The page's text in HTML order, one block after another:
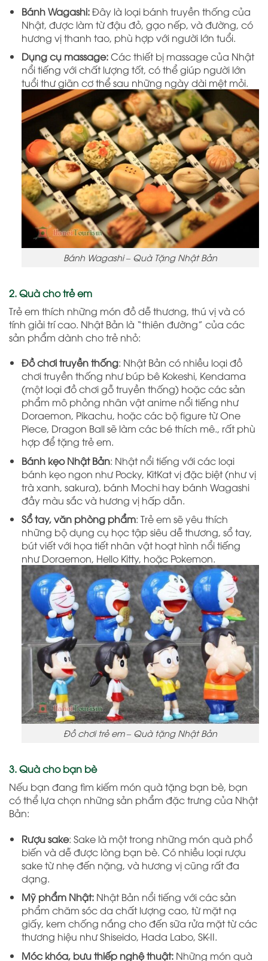
Bánh Wagashi:Đây là loại bánh truyền thống của
Nhật, được làm từ đậu đỏ, gạo nếp, và đường, có
hương vị thanh tao, phù hợp với người lớn tuổi.
Dụng cụ massage:Các thiết bị massage của Nhật
nổi tiếng với chất lượng tốt, có thể giúp người lớn
tuổi thư giãn cơ thể sau những ngày dài mệt mỏi.
Bánh Wagashi – Quà Tặng Nhật Bản
2. Quà cho trẻ em
Trẻ em thích những món đồ dễ thương, thú vị và có
tính giải trí cao. Nhật Bản là “thiên đường” của các
sản phẩm dành cho trẻ nhỏ:
Đồ chơi truyền thống: Nhật Bản có nhiều loại đồ
chơi truyền thống như búp bê Kokeshi, Kendama
(một loại đồ chơi gỗ truyền thống) hoặc các sản
phẩm mô phỏng nhân vật anime nổi tiếng như
Doraemon, Pikachu, hoặc các bộ figure từ One
Piece, Dragon Ball sẽ làm các bé thích mê., rất phù
hợp để tặng trẻ em.
Bánh kẹo Nhật Bản: Nhật nổi tiếng với các loại
bánh kẹo ngon như Pocky, KitKat vị đặc biệt (như vị
trà xanh, sakura), bánh Mochi hay bánh Wagashi
đầy màu sắc và hương vị hấp dẫn.
Sổ tay, văn phòng phẩm: Trẻ em sẽ yêu thích
những bộ dụng cụ học tập siêu dễ thương, sổ tay,
bút viết với họa tiết nhân vật hoạt hình nổi tiếng
như Doraemon, Hello Kitty, hoặc Pokemon.
Đồ chơi trẻ em – Quà tặng Nhật Bản
3. Quà cho bạn bè
Nếu bạn đang tìm kiếm món quà tặng bạn bè, bạn
có thể lựa chọn những sản phẩm đặc trưng của Nhật
Bản:
Rượu sake: Sake là một trong những món quà phổ
biến và dễ được lòng bạn bè. Có nhiều loại rượu
sake từ nhẹ đến nặng, và hương vị cũng rất đa
dạng.
Mỹ phẩm Nhật:Nhật Bản nổi tiếng với các sản
phẩm chăm sóc da chất lượng cao, từ mặt nạ
giấy, kem chống nắng cho đến sữa rửa mặt từ các
thương hiệu như Shiseido, Hada Labo, SK-II.
Móc khóa, bưu thiếp nghệ thuật:Những món quà